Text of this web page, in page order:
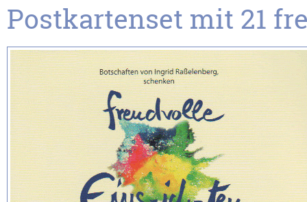
Postkartenset mit 21